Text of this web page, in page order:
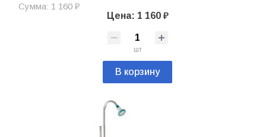
Сумма: 1 160 ₽
Цена: 1 160 ₽
шт
В корзину